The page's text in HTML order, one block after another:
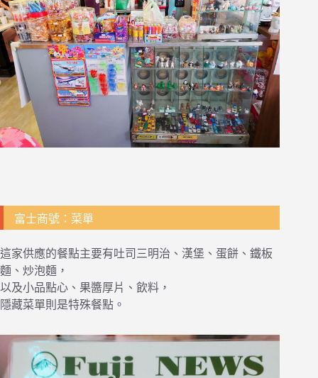
富士商號：菜單
這家供應的餐點主要有吐司三明治、漢堡、蛋餅、鐵板
麵、炒泡麵，
以及小品點心、果醬厚片、飲料，
隱藏菜單則是特殊餐點。